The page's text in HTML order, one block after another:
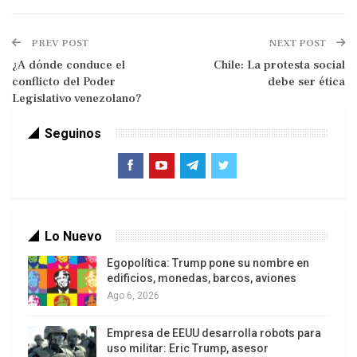
Entre los sectores internos mencionaba Ruptura
de los 25, con una estructura de pensamiento de
la mayoría de sus integrantes surgida del la ex
Democracia Cristiana sectores vinculados a
Revolucionario (MIR) que históricamente vivieron
vinculados a la derecha.
vinculados a la derecha y estaban en el gobierno
PREV POST
¿A dónde conduce el
conflicto del Poder
Legislativo venezolano?
NEXT POST
Chile: La protesta social
debe ser ética
Seguinos
Lo Nuevo
Egopolítica: Trump pone su nombre en
edificios, monedas, barcos, aviones
Ago 6, 2026
Empresa de EEUU desarrolla robots para
uso militar: Eric Trump, asesor